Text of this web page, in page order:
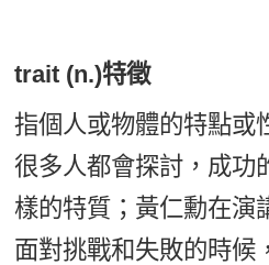
trait (n.)特徵
指個人或物體的特點或
很多人都會探討，成功
樣的特質；黃仁勳在演
面對挑戰和失敗的時候